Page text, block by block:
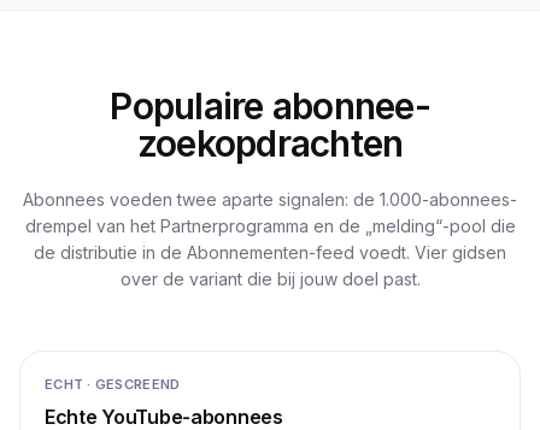
Populaire abonnee-
zoekopdrachten
Abonnees voeden twee aparte signalen: de 1.000-abonnees-
drempel van het Partnerprogramma en de „melding“-pool die
de distributie in de Abonnementen-feed voedt. Vier gidsen
over de variant die bij jouw doel past.
ECHT · GESCREEND
Echte YouTube-abonnees